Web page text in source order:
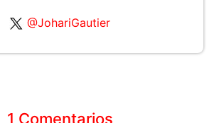
@JohariGautier
1 Comentarios